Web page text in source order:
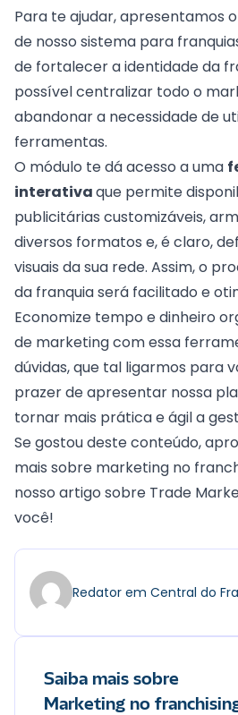
Para te ajudar, apresentamos
de nosso sistema para
de fortalecer a identidade da
possível centralizar todo o
abandonar a necessidade de
ferramentas.
O módulo te dá acesso a uma
interativaque permite
publicitárias customizáveis,
diversos formatos e, é claro,
visuais da sua rede. Assim, o
da franquia será facilitado e
Economize tempo e dinheiro
de marketing com essa
dúvidas, que tal ligarmos para
prazer de apresentar nossa
tornar mais prática e ágil a
Se gostou deste conteúdo,
mais sobre marketing no
nosso artigo sobre Trade
você!
Redator em Central do
Saiba mais sobre
Marketing no